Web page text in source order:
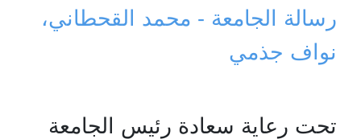
رسالة الجامعة - محمد القحطاني،
نواف جذمي
تحت رعاية سعادة رئيس الجامعة